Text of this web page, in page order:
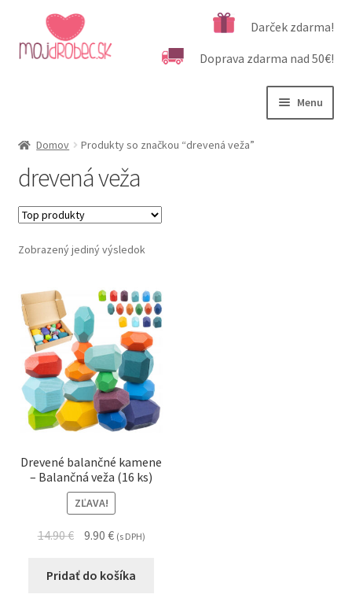
Preskočiť
na
navigáciu
Preskočiť
na
obsah
Darček zdarma!
Doprava zdarma nad 50€!
Menu
Podľa veku
Kategórie produktov
Dôležité informácie
Domov Produkty so značkou “drevená veža”
drevená veža
Zobrazený jediný výsledok
Drevené balančné kamene
– Balančná veža (16 ks)
ZĽAVA!
14.90€ 9.90 € (s DPH)
Pridať do košíka